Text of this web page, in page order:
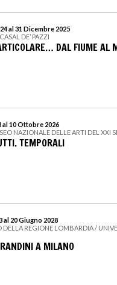
al 31 Dicembre 2025
DE’ PAZZI
DAL FIUME AL
al 10 Ottobre 2026
NAZIONALE DELLE ARTI DEL XXI
TEMPORALI
al 20 Giugno 2028
DELLA REGIONE LOMBARDIA /
A MILANO